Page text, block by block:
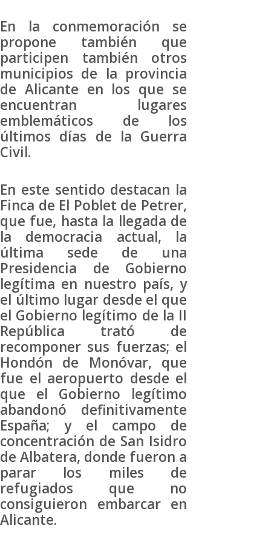
En la conmemoración se
propone también que
participen también otros
municipios de la provincia
de Alicante en los que se
encuentran lugares
emblemáticos de los
últimos días de la Guerra
Civil.
En este sentido destacan la
Finca de El Poblet de Petrer,
que fue, hasta la llegada de
la democracia actual, la
última sede de una
Presidencia de Gobierno
legítima en nuestro país, y
el último lugar desde el que
el Gobierno legítimo de la II
República trató de
recomponer sus fuerzas; el
Hondón de Monóvar, que
fue el aeropuerto desde el
que el Gobierno legítimo
abandonó definitivamente
España; y el campo de
concentración de San Isidro
de Albatera, donde fueron a
parar los miles de
refugiados que no
consiguieron embarcar en
Alicante.